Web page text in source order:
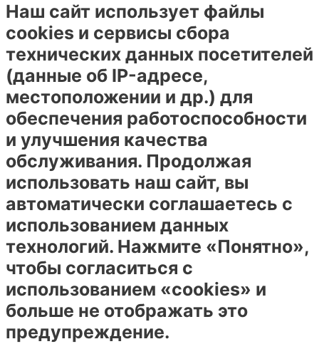
Наш сайт использует файлы
cookies и сервисы сбора
технических данных посетителей
(данные об IP-адресе,
местоположении и др.) для
обеспечения работоспособности
и улучшения качества
обслуживания. Продолжая
использовать наш сайт, вы
автоматически соглашаетесь с
использованием данных
технологий. Нажмите «Понятно»,
чтобы согласиться с
использованием «cookies» и
больше не отображать это
предупреждение.